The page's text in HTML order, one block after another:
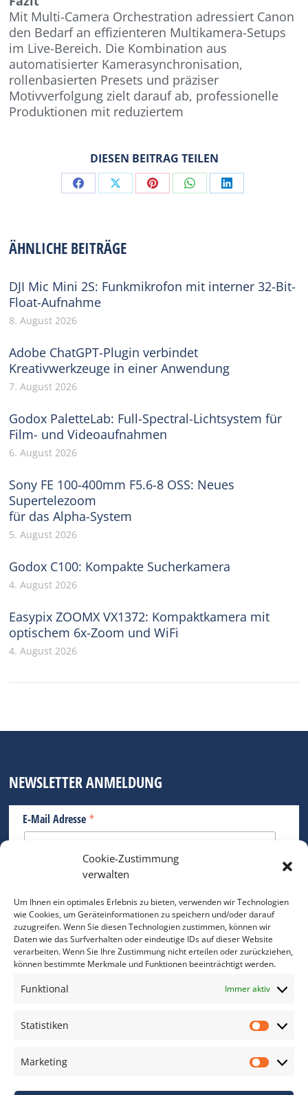
Cookie-Zustimmung
verwalten
Um Ihnen ein optimales Erlebnis zu bieten, verwenden wir Technologien
wie Cookies, um Geräteinformationen zu speichern und/oder darauf
zuzugreifen. Wenn Sie diesen Technologien zustimmen, können wir
Daten wie das Surfverhalten oder eindeutige IDs auf dieser Website
verarbeiten. Wenn Sie Ihre Zustimmung nicht erteilen oder zurückziehen,
können bestimmte Merkmale und Funktionen beeinträchtigt werden.
Funktional Immer aktiv
Statistiken
Marketing
Mit Multi-Camera Orchestration adressiert Canon
den Bedarf an effizienteren Multikamera-Setups
im Live-Bereich. Die Kombination aus
automatisierter Kamerasynchronisation,
rollenbasierten Presets und präziser
Motivverfolgung zielt darauf ab, professionelle
Produktionen mit reduziertem
DIESEN BEITRAG TEILEN
Share Share Share Share Share
ÄHNLICHE BEITRÄGE
DJI Mic Mini 2S: Funkmikrofon mit interner 32-Bit-
Float-Aufnahme
8. August 2026
Adobe ChatGPT-Plugin verbindet
Kreativwerkzeuge in einer Anwendung
7. August 2026
Godox PaletteLab: Full-Spectral-Lichtsystem für
Film- und Videoaufnahmen
6. August 2026
Sony FE 100-400mm F5.6-8 OSS: Neues
Supertelezoom
für das Alpha-System
5. August 2026
Godox C100: Kompakte Sucherkamera
4. August 2026
Easypix ZOOMX VX1372: Kompaktkamera mit
optischem 6x-Zoom und WiFi
4. August 2026
NEWSLETTER ANMELDUNG
E-Mail Adresse *
Bitte geben Sie Ihre E-Mail Adresse ein.
*